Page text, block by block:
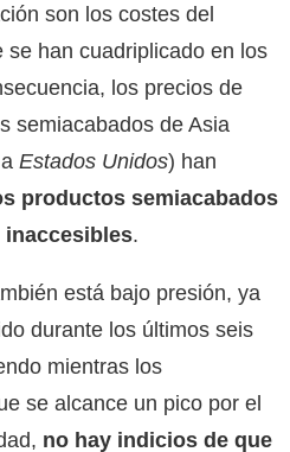
son los costes del
han cuadriplicado en los
los precios de
semiacabados de Asia
Estados Unidos) han
productos semiacabados
inaccesibles.
está bajo presión, ya
durante los últimos seis
mientras los
se alcance un pico por el
no hay indicios de que